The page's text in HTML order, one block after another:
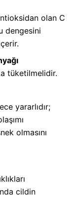
olan C
dengesini
tüketilmelidir.
yararlıdır;
olmasını
cildin